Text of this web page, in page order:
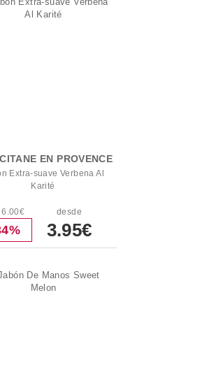
EN PROVENCE
Extra-suave Verbena Al
Karité
6.00€ desde
3.95€